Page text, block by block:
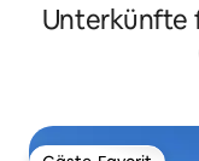
Unterkünfte